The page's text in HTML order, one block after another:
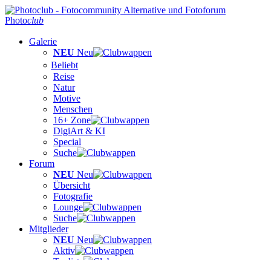
Photoclub
Galerie
NEU Neu
Beliebt
Reise
Natur
Motive
Menschen
16+ Zone
DigiArt & KI
Special
Suche
Forum
NEU Neu
Übersicht
Fotografie
Lounge
Suche
Mitglieder
NEU Neu
Aktiv